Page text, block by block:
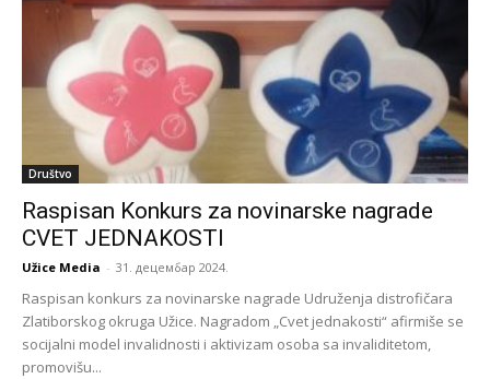
Društvo
Raspisan Konkurs za novinarske nagrade
CVET JEDNAKOSTI
Užice Media - 31. децембар 2024.
Raspisan konkurs za novinarske nagrade Udruženja distrofičara
Zlatiborskog okruga Užice. Nagradom „Cvet jednakosti“ afirmiše se
socijalni model invalidnosti i aktivizam osoba sa invaliditetom,
promovišu...